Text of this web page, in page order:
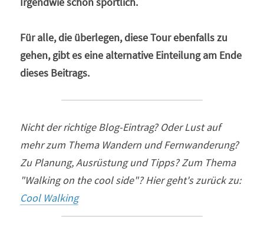
Für alle, die überlegen, diese Tour ebenfalls zu
gehen, gibt es eine alternative Einteilung am Ende
dieses Beitrags.
Nicht der richtige Blog-Eintrag? Oder Lust auf
mehr zum Thema Wandern und Fernwanderung?
Zu Planung, Ausrüstung und Tipps? Zum Thema
"Walking on the cool side"? Hier geht's zurück zu:
Cool Walking